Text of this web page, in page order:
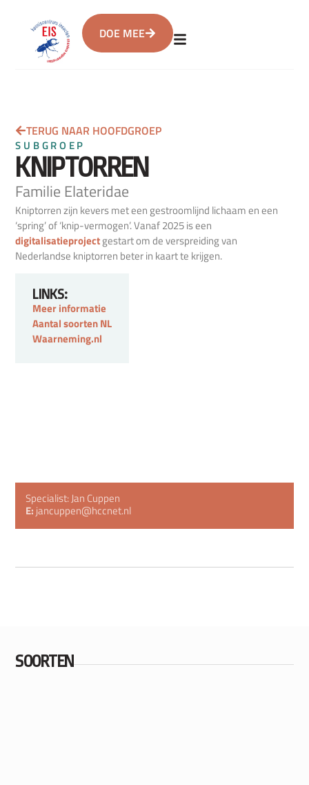
DOE MEE
TERUG NAAR HOOFDGROEP
SUBGROEP
KNIPTORREN
Familie Elateridae
Kniptorren zijn kevers met een gestroomlijnd lichaam en een
‘spring’ of ‘knip-vermogen’. Vanaf 2025 is een
digitalisatieprojectgestart om de verspreiding van
Nederlandse kniptorren beter in kaart te krijgen.
LINKS:
Meer informatie
Aantal soorten NL
Waarneming.nl
Specialist: Jan Cuppen
E: jancuppen@hccnet.nl
SOORTEN